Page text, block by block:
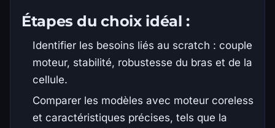
Étapes du choix idéal :
Identifier les besoins liés au scratch : couple
moteur, stabilité, robustesse du bras et de la
cellule.
Comparer les modèles avec moteur coreless
et caractéristiques précises, tels que la